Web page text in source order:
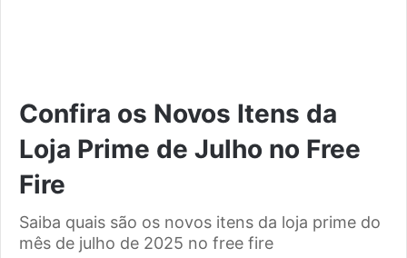
Confira os Novos Itens da
Loja Prime de Julho no Free
Fire
Saiba quais são os novos itens da loja prime do
mês de julho de 2025 no free fire